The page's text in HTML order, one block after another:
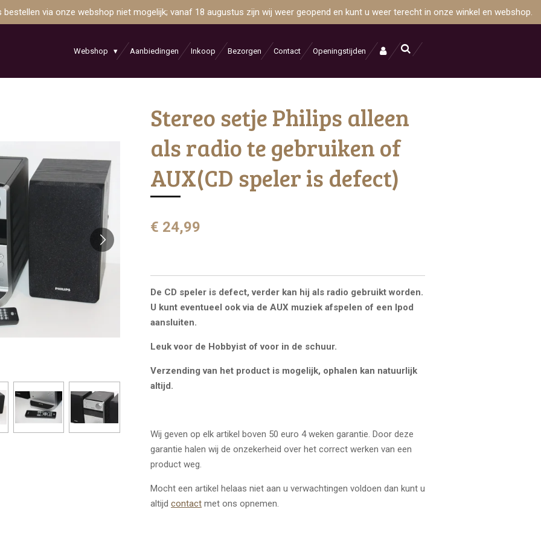
via onze webshop niet mogelijk; vanaf 18 augustus zijn wij weer geopend en kunt u weer terecht in onze winkel en webshop.
Webshop Aanbiedingen Inkoop Bezorgen Contact Openingstijden
Stereo setje Philips alleen
als radio te gebruiken of
AUX(CD speler is defect)
€ 24,99
De CD speler is defect, verder kan hij als radio gebruikt worden.
U kunt eventueel ook via de AUX muziek afspelen of een Ipod
aansluiten.
Leuk voor de Hobbyist of voor in de schuur.
Verzending van het product is mogelijk, ophalen kan natuurlijk
altijd.
Wij geven op elk artikel boven 50 euro 4 weken garantie. Door deze
garantie halen wij de onzekerheid over het correct werken van een
product weg.
Mocht een artikel helaas niet aan u verwachtingen voldoen dan kunt u
altijd contact met ons opnemen.